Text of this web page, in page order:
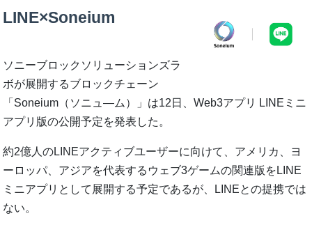
LINE×Soneium
ソニーブロックソリューションズラ
ボが展開するブロックチェーン
「Soneium（ソニュ―ム）」は12日、Web3アプリ LINEミニ
アプリ版の公開予定を発表した。
約2億人のLINEアクティブユーザーに向けて、アメリカ、ヨ
ーロッパ、アジアを代表するウェブ3ゲームの関連版をLINE
ミニアプリとして展開する予定であるが、LINEとの提携では
ない。